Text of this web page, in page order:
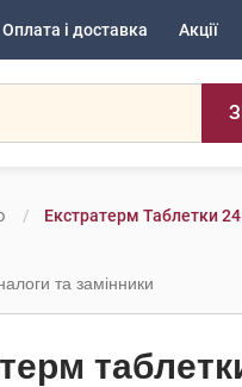
Оплата і доставка Акції
Екстратерм Таблетки
та замінники